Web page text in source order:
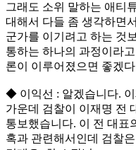
그래도 소위 말하는 애티
대해서 다들 좀 생각하면
군가를 이기려고 하는 것
통하는 하나의 과정이라
론이 이루어졌으면 좋겠
◆ 이익선 : 알겠습니다.
가운데 검찰이 이재명 전
통보했습니다. 이 전 대표
혹과 관련해서인데 검찰